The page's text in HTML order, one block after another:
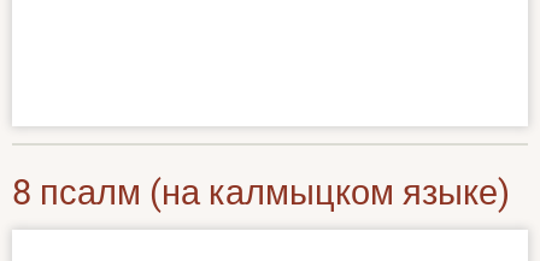
8 псалм (на калмыцком языке)